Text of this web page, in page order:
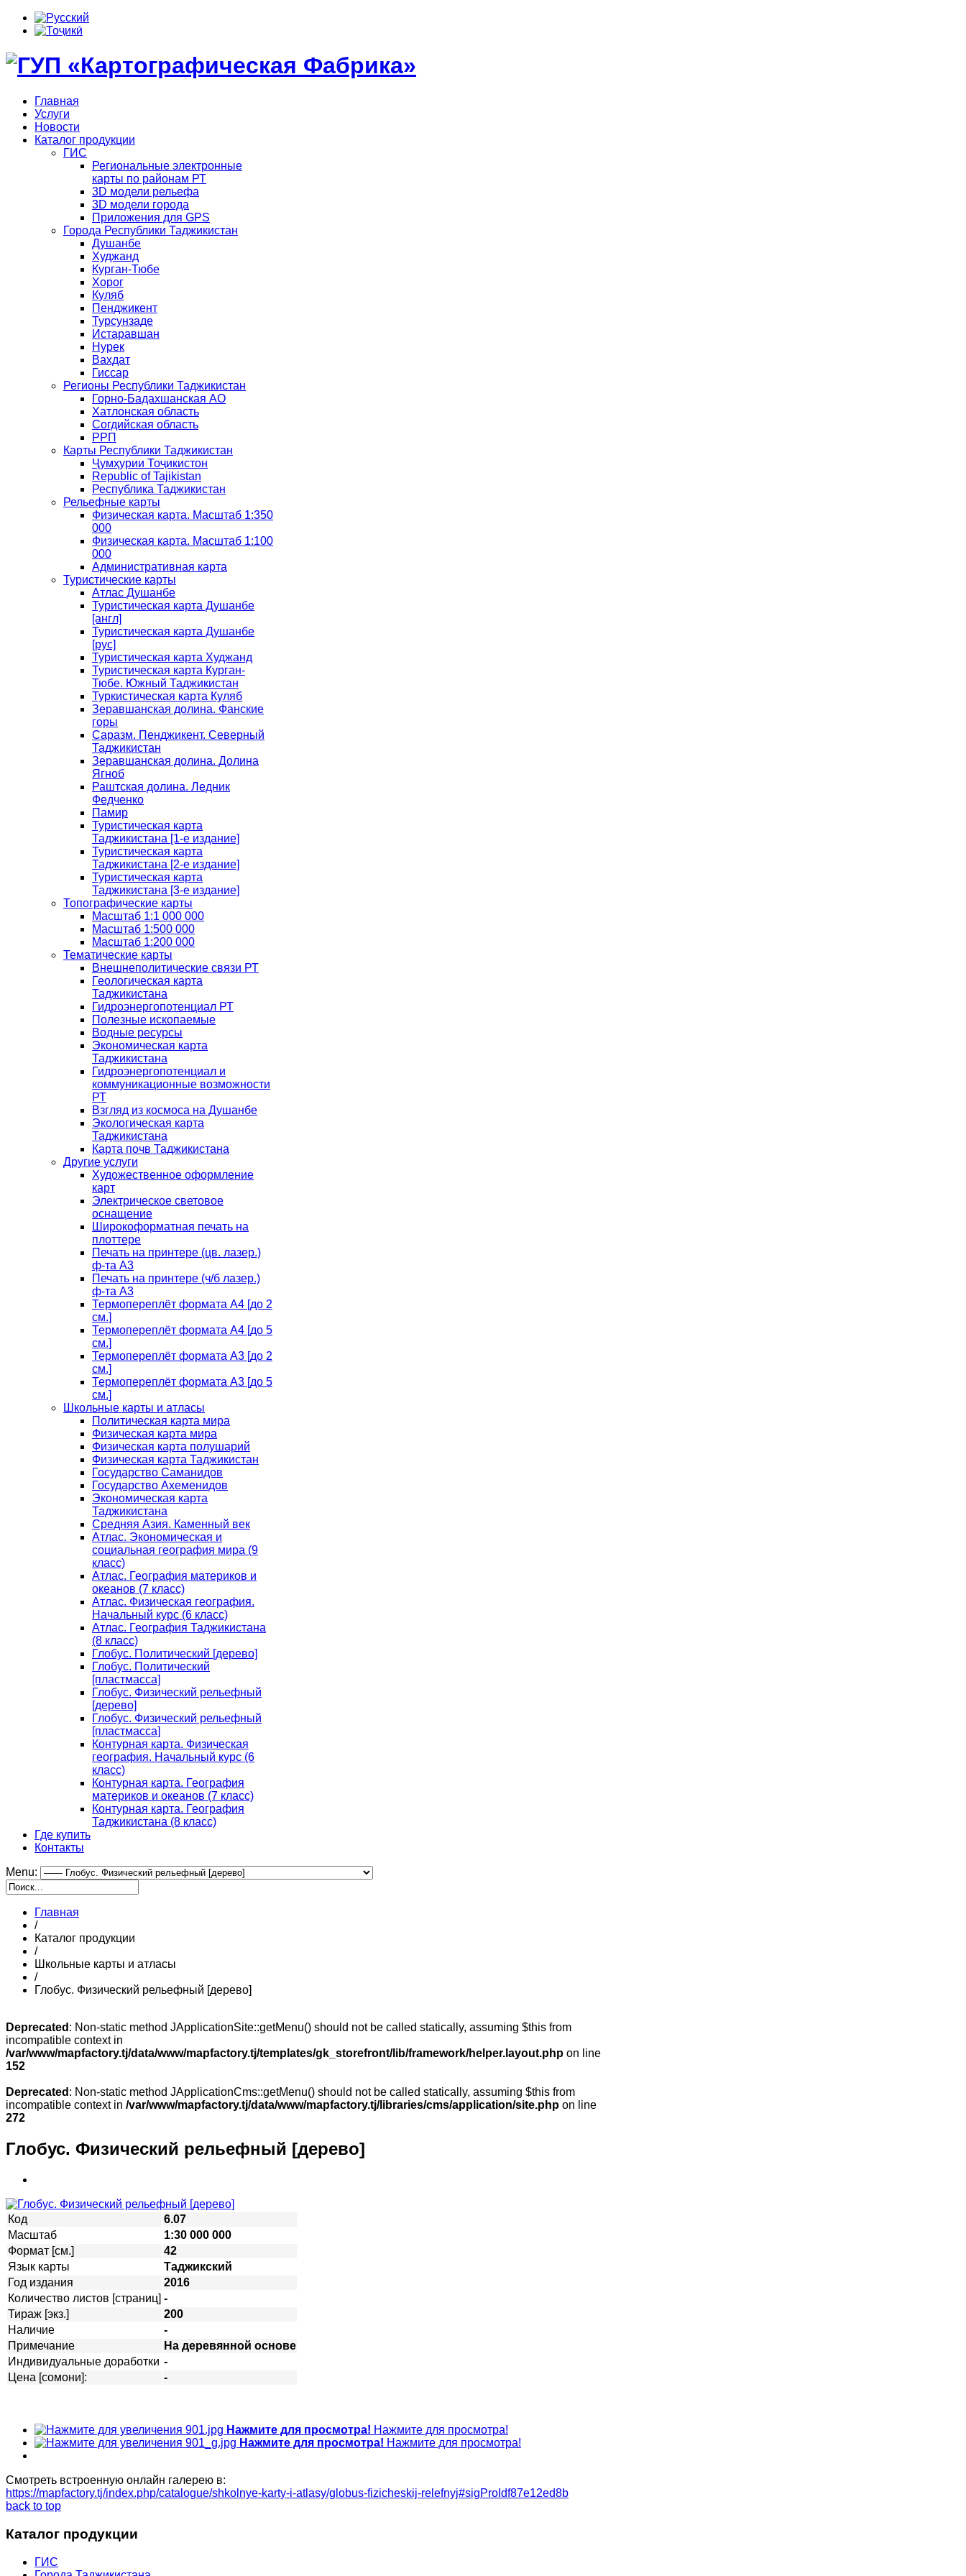
Главная
Услуги
Новости
Каталог продукции
ГИС
Региональные электронные
карты по районам РТ
3D модели рельефа
3D модели города
Приложения для GPS
Города Республики Таджикистан
Душанбе
Худжанд
Курган-Тюбе
Хорог
Куляб
Пенджикент
Турсунзаде
Истаравшан
Нурек
Вахдат
Гиссар
Регионы Республики Таджикистан
Горно-Бадахшанская АО
Хатлонская область
Согдийская область
РРП
Карты Республики Таджикистан
Ҷумҳурии Тоҷикистон
Republic of Tajikistan
Республика Таджикистан
Рельефные карты
Физическая карта. Масштаб 1:350
000
Физическая карта. Масштаб 1:100
000
Административная карта
Туристические карты
Атлас Душанбе
Туристическая карта Душанбе
[англ]
Туристическая карта Душанбе
[рус]
Туристическая карта Худжанд
Туристическая карта Курган-
Тюбе. Южный Таджикистан
Туркистическая карта Куляб
Зеравшанская долина. Фанские
горы
Саразм. Пенджикент. Северный
Таджикистан
Зеравшанская долина. Долина
Ягноб
Раштская долина. Ледник
Федченко
Памир
Туристическая карта
Таджикистана [1-е издание]
Туристическая карта
Таджикистана [2-е издание]
Туристическая карта
Таджикистана [3-е издание]
Топографические карты
Масштаб 1:1 000 000
Масштаб 1:500 000
Масштаб 1:200 000
Тематические карты
Внешнеполитические связи РТ
Геологическая карта
Таджикистана
Гидроэнергопотенциал РТ
Полезные ископаемые
Водные ресурсы
Экономическая карта
Таджикистана
Гидроэнергопотенциал и
коммуникационные возможности
РТ
Взгляд из космоса на Душанбе
Экологическая карта
Таджикистана
Карта почв Таджикистана
Другие услуги
Художественное оформление
карт
Электрическое световое
оснащение
Широкоформатная печать на
плоттере
Печать на принтере (цв. лазер.)
ф-та А3
Печать на принтере (ч/б лазер.)
ф-та А3
Термопереплёт формата А4 [до 2
см.]
Термопереплёт формата А4 [до 5
см.]
Термопереплёт формата А3 [до 2
см.]
Термопереплёт формата А3 [до 5
см.]
Школьные карты и атласы
Политическая карта мира
Физическая карта мира
Физическая карта полушарий
Физическая карта Таджикистан
Государство Саманидов
Государство Ахеменидов
Экономическая карта
Таджикистана
Средняя Азия. Каменный век
Атлас. Экономическая и
социальная география мира (9
класс)
Атлас. География материков и
океанов (7 класс)
Атлас. Физическая география.
Начальный курс (6 класс)
Атлас. География Таджикистана
(8 класс)
Глобус. Политический [дерево]
Глобус. Политический
[пластмасса]
Глобус. Физический рельефный
[дерево]
Глобус. Физический рельефный
[пластмасса]
Контурная карта. Физическая
география. Начальный курс (6
класс)
Контурная карта. География
материков и океанов (7 класс)
Контурная карта. География
Таджикистана (8 класс)
Где купить
Контакты
Menu:
Главная
/
Каталог продукции
/
Школьные карты и атласы
/
Глобус. Физический рельефный [дерево]
Deprecated : Non-static method JApplicationSite::getMenu() should not be called statically, assuming $this from
incompatible context in
/var/www/mapfactory.tj/data/www/mapfactory.tj/templates/gk_storefront/lib/framework/helper.layout.php on line
152
Deprecated : Non-static method JApplicationCms::getMenu() should not be called statically, assuming $this from
incompatible context in /var/www/mapfactory.tj/data/www/mapfactory.tj/libraries/cms/application/site.php on line
272
Глобус. Физический рельефный [дерево]
Код
6.07
Масштаб
1:30 000 000
Формат [см.]
42
Язык карты
Таджикский
Год издания
2016
Количество листов [страниц] -
Тираж [экз.]
200
Наличие
-
Примечание
На деревянной основе
Индивидуальные доработки -
Цена [сомони]:
-
Нажмите для просмотра! Нажмите для просмотра!
Нажмите для просмотра! Нажмите для просмотра!
Смотреть встроенную онлайн галерею в:
https://mapfactory.tj/index.php/catalogue/shkolnye-karty-i-atlasy/globus-fizicheskij-relefnyj#sigProIdf87e12ed8b
back to top
Каталог продукции
ГИС